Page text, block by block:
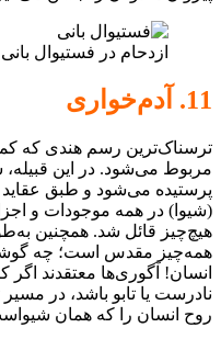
ازدحام در فستیوال بانی
11. آدم‌خواری
ترسناک‌ترین رسم هندی که
مربوط می‌شود. در این قبیله،
پرستیده می‌شود و طبق
(شیوا) در همه موجودات و
هیچ‌چیز قائل شد. همچنین
همه‌چیز مقدس است؛ چه
انسان! آگوری‌ها معتقدند اگر
نادرست یا تابو باشد، در
روح انسان را که همان